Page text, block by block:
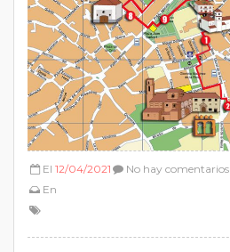
El 12/04/2021
En
No hay comentarios